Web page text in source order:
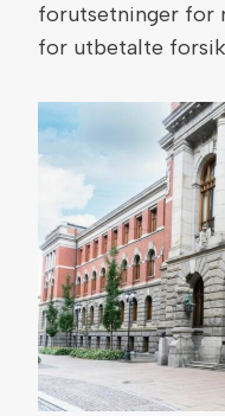
forutsetninger for
for utbetalte